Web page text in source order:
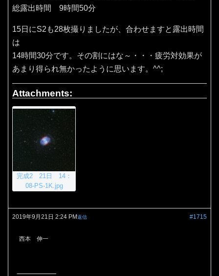
総露出時間 9時間50分
15日にS2も28枚撮りましたが、合わせますと露出時間
は
14時間30分です。その割にはな～・・・疲労対効果が
あまり得られ無かったように思います。^^;
Attachments:
完成2 21日 14：
08-PS-1K.jpg
2019年9月21日 2:24 PM #1715
返信
西本 伸一